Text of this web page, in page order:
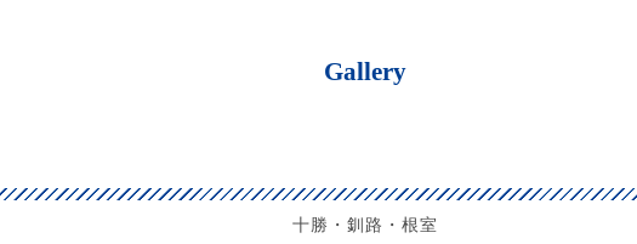
Gallery
十勝・釧路・根室